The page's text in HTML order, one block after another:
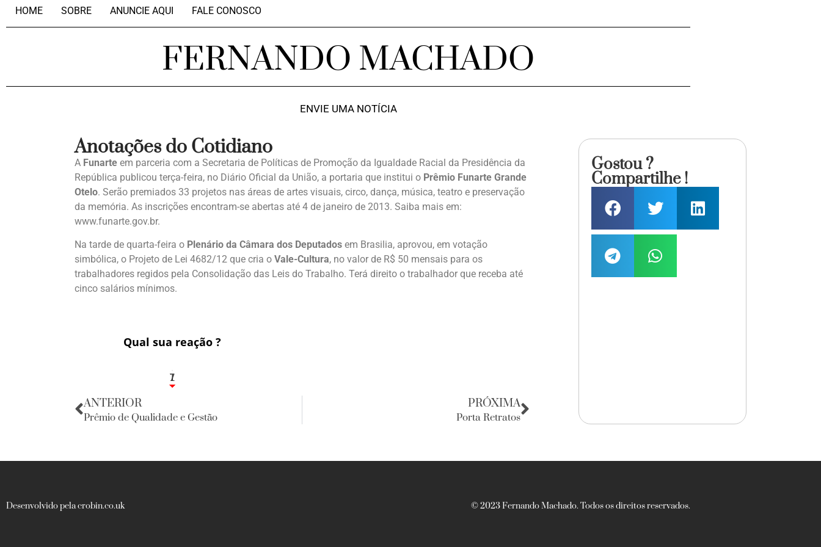
HOME SOBRE ANUNCIE AQUI FALE CONOSCO
FERNANDO MACHADO
ENVIE UMA NOTÍCIA
Anotações do Cotidiano
A Funarte em parceria com a Secretaria de Políticas de Promoção da Igualdade Racial da Presidência da
República publicou terça-feira, no Diário Oficial da União, a portaria que institui o Prêmio Funarte Grande
Otelo. Serão premiados 33 projetos nas áreas de artes visuais, circo, dança, música, teatro e preservação
da memória. As inscrições encontram-se abertas até 4 de janeiro de 2013. Saiba mais em:
www.funarte.gov.br.
Na tarde de quarta-feira o Plenário da Câmara dos Deputados em Brasilia, aprovou, em votação
simbólica, o Projeto de Lei 4682/12 que cria o Vale-Cultura, no valor de R$ 50 mensais para os
trabalhadores regidos pela Consolidação das Leis do Trabalho. Terá direito o trabalhador que receba até
cinco salários mínimos.
Qual sua reação ?
1
7
ANTERIOR
Prêmio de Qualidade e Gestão
PRÓXIMA
Porta Retratos
Gostou ?
Compartilhe !
Desenvolvido pela crobin.co.uk © 2023 Fernando Machado. Todos os direitos reservados.